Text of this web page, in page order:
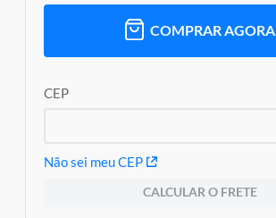
3 meses contra defeito de fabricação
COMPRAR AGORA
CEP
Não sei meu CEP
CALCULAR O FRETE